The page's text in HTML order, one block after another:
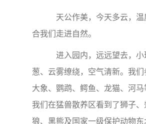
天公作美，今天多云，温
合我们走进自然。
进入园内，远远望去，小
葱、云雾缭绕，空气清新。我们
大象、鹦鹉、鳄鱼、龙猫、河
我们在猛兽散养区看到了狮子
狼、黑熊及国家一级保护动物